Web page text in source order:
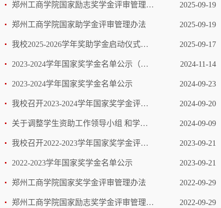
郑州工商学院国家励志奖学金评审管理办法 2025-09-19
郑州工商学院国家助学金评审管理办法 2025-09-19
我校2025-2026学年奖助学金启动仪式圆满结束 2025-09-17
2023-2024学年国家奖学金名单公示（第二批） 2024-11-14
2023-2024学年国家奖学金名单公示 2024-09-23
我校召开2023-2024学年国家奖学金评审会议 2024-09-20
关于调整学生资助工作领导小组 和学生资助中心成员的通知 2024-09-09
我校召开2022-2023学年国家奖学金评审会议 2023-09-21
2022-2023学年国家奖学金名单公示 2023-09-21
郑州工商学院国家奖学金评审管理办法 2022-09-29
郑州工商学院国家励志奖学金评审管理办法 2022-09-29